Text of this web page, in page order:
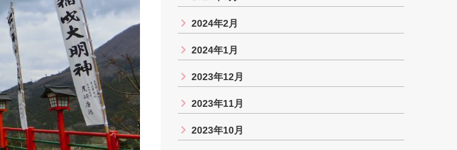
2024年2月
2024年1月
2023年12月
2023年11月
2023年10月